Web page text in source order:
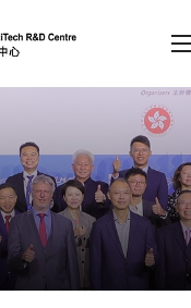
登入
EN 繁 简